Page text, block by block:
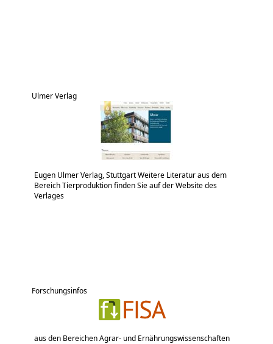
Ulmer Verlag
Eugen Ulmer Verlag, Stuttgart Weitere Literatur aus dem
Bereich Tierproduktion finden Sie auf der Website des
Verlages
Forschungsinfos
aus den Bereichen Agrar- und Ernährungswissenschaften